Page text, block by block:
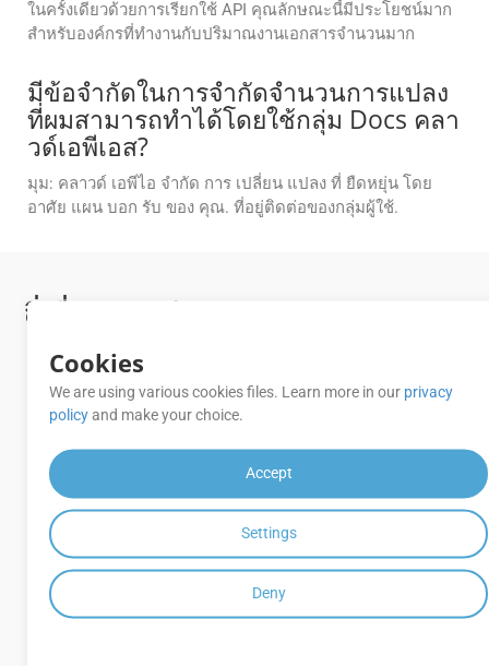
ในครั้งเดียวด้วยการเรียกใช้ API คุณลักษณะนี้มีประโยชน์มาก
สำหรับองค์กรที่ทำงานกับปริมาณงานเอกสารจำนวนมาก
มีข้อจํากัดในการจํากัดจํานวนการแปลง
ที่ผมสามารถทําได้โดยใช้กลุ่ม Docs คลา
วด์เอพีเอส?
มุม: คลาวด์ เอพีไอ จํากัด การ เปลี่ยน แปลง ที่ ยืดหยุ่น โดย
อาศัย แผน บอก รับ ของ คุณ. ที่อยู่ติดต่อของกลุ่มผู้ใช้.
สิ่งที่_0_BAR_กําลัง_2_BAR_การแปลง API
[_0__BAR_การแปลง APIIs] (httttps excogs.
roupdocs. กลุ่มเมฆ/คอนกรูเอนต์/queck-
start/) มีความปลอดภัยและต้องการการตรวจ
สอบสิทธิ์
แปลง _0___BARICO_หน้าโดยหน้า หรือ [ช่วง
ของหน้า] (httttpps/docs. กลุ่มผู้ใช้. กลุ่มผู้ใช้/
distribution/cont-pages/)
Cookies
We are using various cookies files. Learn more in our privacy
policyand make your choice.
Accept
Settings
Deny